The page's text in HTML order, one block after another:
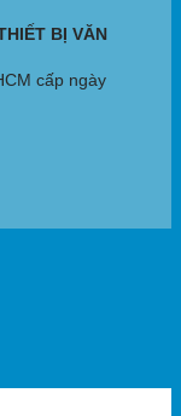
BỊ VĂN
cấp ngày